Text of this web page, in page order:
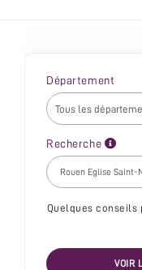
Département
Recherche
Quelques conseils
VOIR